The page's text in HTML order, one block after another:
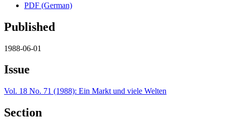
PDF (German)
Published
1988-06-01
Issue
Vol. 18 No. 71 (1988): Ein Markt und viele Welten
Section